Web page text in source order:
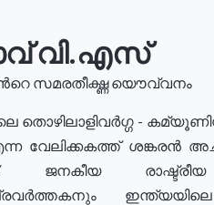
വി.എസ്
സമരതീക്ഷ്ണ യൌവ്വനം
തൊഴിലാളിവർഗ്ഗ -
വേലിക്കകത്ത് ശങ്കരൻ
ജനകീയ
ഇന്ത്യയിലെ